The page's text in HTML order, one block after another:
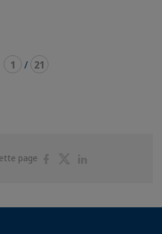
1 / 21
page
PartagerPartager